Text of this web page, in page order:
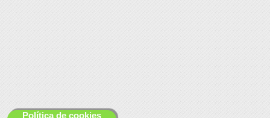
Política de cookies